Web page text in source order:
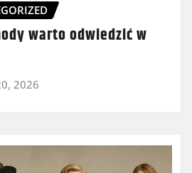
warto odwiedzić w
2026